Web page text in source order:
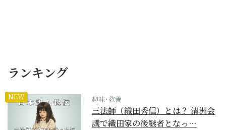
ランキング
NEW 趣味･教養
三法師（織田秀信）とは？ 清洲会
議で織田家の後継者となっ…